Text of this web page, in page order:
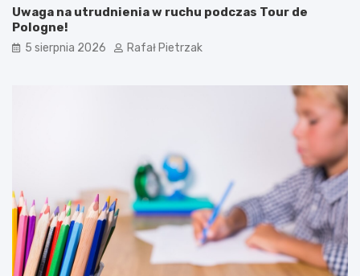
Uwaga na utrudnienia w ruchu podczas Tour de
Pologne!
5 sierpnia 2026 Rafał Pietrzak